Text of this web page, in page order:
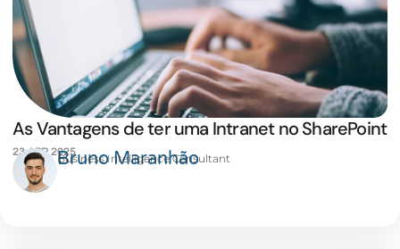
As Vantagens de ter uma Intranet no SharePoint
23 ABR 2025Bruno Maranhão
Business Intelligence Consultant